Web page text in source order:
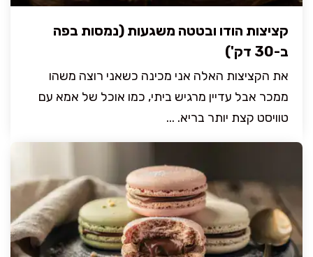
קציצות הודו ובטטה משגעות (נמסות בפה
ב-30 דק')
את הקציצות האלה אני מכינה כשאני רוצה משהו
ממכר אבל עדיין מרגיש ביתי, כמו אוכל של אמא עם
טוויסט קצת יותר בריא. ...